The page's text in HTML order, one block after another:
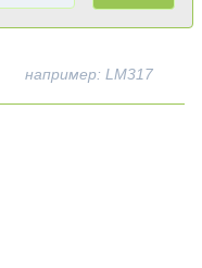
например: LM317